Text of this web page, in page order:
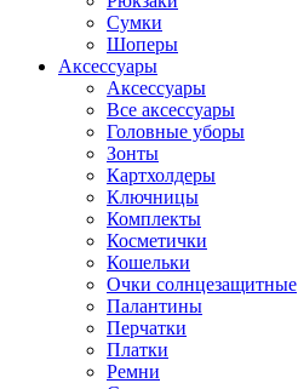
Сумки
Шоперы
Аксессуары
Аксессуары
Все аксессуары
Головные уборы
Зонты
Картхолдеры
Ключницы
Комплекты
Косметички
Кошельки
Очки солнцезащитные
Палантины
Перчатки
Платки
Ремни